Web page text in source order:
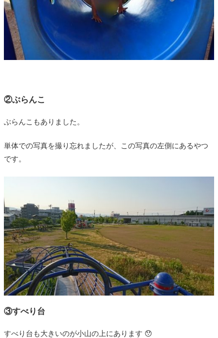
②ぶらんこ
ぶらんこもありました。
単体での写真を撮り忘れましたが、この写真の左側にあるやつ
です。
③すべり台
すべり台も大きいのが小山の上にあります 😯